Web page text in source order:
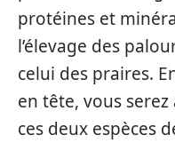
protéines et
l’élevage des
celui des praires.
en tête, vous
ces deux espèces